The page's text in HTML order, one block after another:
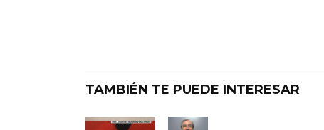
TAMBIÉN TE PUEDE INTERESAR